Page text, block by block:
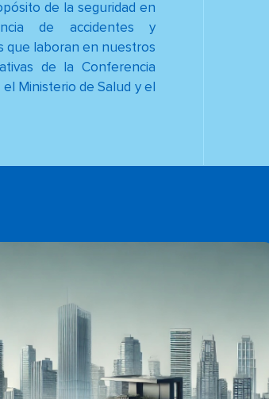
de la seguridad en
de accidentes y
que laboran en nuestros
de la Conferencia
Ministerio de Salud y el